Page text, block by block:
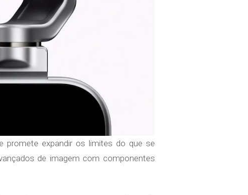
promete expandir os limites do que se
de imagem com componentes